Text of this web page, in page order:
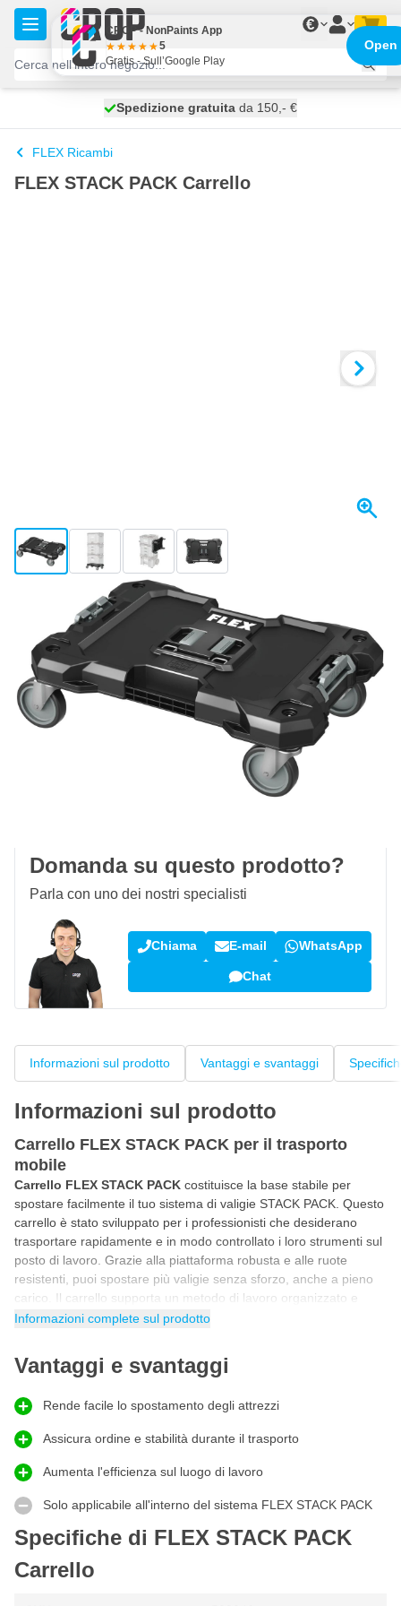
Salta al contenuto
€
spedito oggi
Spedizione gratuita da 150,- €
100 giorni
FLEX Ricambi
FLEX STACK PACK Carrello
View larger imageView larger imageView larger imageView larger image
Spedito oggi
123, 98€ incl. IVA
Quantità
Aggiungi al Carrello
spedito oggi
Domanda su questo prodotto?
Parla con uno dei nostri specialisti
Chiama E-mail WhatsApp
Chat
Informazioni sul prodotto Vantaggi e svantaggi
Informazioni sul prodotto
Carrello FLEX STACK PACK per il trasporto
mobile
Carrello FLEX STACK PACK costituisce la base stabile per
spostare facilmente il tuo sistema di valigie STACK PACK. Questo
carrello è stato sviluppato per i professionisti che desiderano
trasportare rapidamente e in modo controllato i loro strumenti sul
posto di lavoro. Grazie alla piattaforma robusta e alle ruote
resistenti, puoi spostare più valigie senza sforzo, anche a pieno
carico. Il carrello supporta un metodo di lavoro organizzato e
risparmia tempo nello spostamento tra le zone di lavoro. In
Base mobile per le valigie STACK PACK
riflessivo che si integra perfettamente con il sistema modulare
piattaforma, mantenendo la stabilità durante il trasporto. Le
superfici. Questo rende il carrello ideale per officine e cantieri
dove flessibilità e mobilità sono essenziali. Per i professionisti che
desiderano lavorare in modo efficiente, questo carrello offre una
soluzione di trasporto affidabile.
Come utilizzare al meglio il Carrello FLEX
Informazioni complete sul prodotto
Vantaggi e svantaggi
Rende facile lo spostamento degli attrezzi
Assicura ordine e stabilità durante il trasporto
Aumenta l'efficienza sul luogo di lavoro
Solo applicabile all'interno del sistema FLEX STACK PACK
Specifiche di FLEX STACK PACK
Carrello
CROP - NonPaints App
5
Gratis - Sull’Google Play
Open